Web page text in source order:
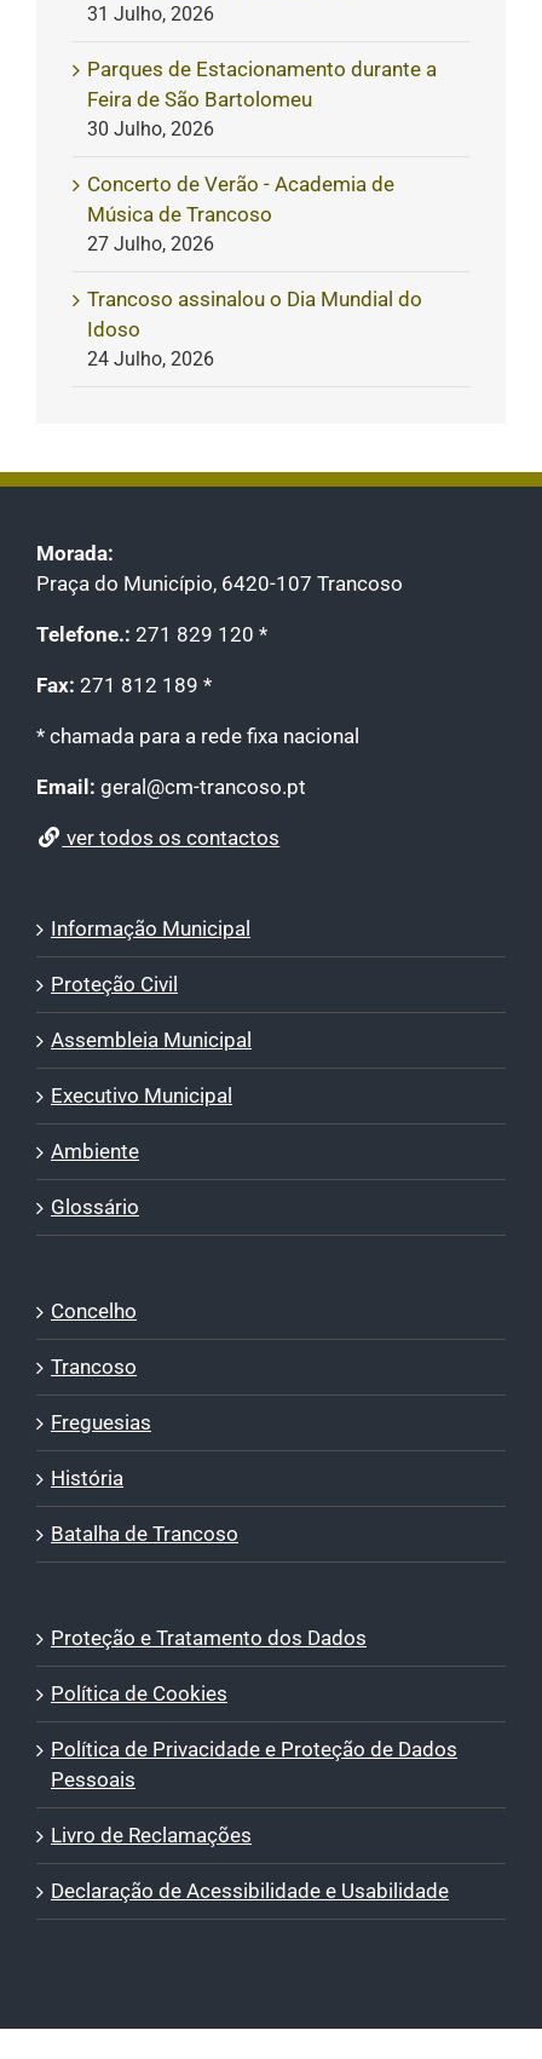
31 Julho, 2026
Parques de Estacionamento durante a
Feira de São Bartolomeu
30 Julho, 2026
Concerto de Verão - Academia de
Música de Trancoso
27 Julho, 2026
Trancoso assinalou o Dia Mundial do
Idoso
24 Julho, 2026
Morada:
Praça do Município, 6420-107 Trancoso
Telefone.: 271 829 120 *
Fax: 271 812 189 *
* chamada para a rede fixa nacional
Email: geral@cm-trancoso.pt
ver todos os contactos
Informação Municipal
Proteção Civil
Assembleia Municipal
Executivo Municipal
Ambiente
Glossário
Concelho
Trancoso
Freguesias
História
Batalha de Trancoso
Proteção e Tratamento dos Dados
Política de Cookies
Política de Privacidade e Proteção de Dados
Pessoais
Livro de Reclamações
Declaração de Acessibilidade e Usabilidade